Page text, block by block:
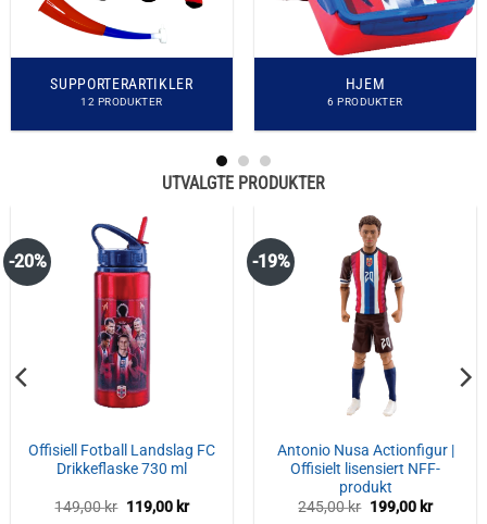
SUPPORTERARTIKLER
12 PRODUKTER
HJEM
6 PRODUKTER
UTVALGTE PRODUKTER
-20%
Offisiell Fotball Landslag FC
Drikkeflaske 730 ml
149,00kr Opprinnelig
119,00 krNåværende
-19%
Antonio Nusa Actionfigur |
Offisielt lisensiert NFF-
produkt
245,00kr Opprinnelig
199,00 kr